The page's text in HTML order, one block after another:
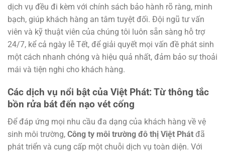
dịch vụ đều đi kèm với chính sách bảo hành rõ ràng, minh
bạch, giúp khách hàng an tâm tuyệt đối. Đội ngũ tư vấn
viên và kỹ thuật viên của chúng tôi luôn sẵn sàng hỗ trợ
24/7, kể cả ngày lễ Tết, để giải quyết mọi vấn đề phát sinh
một cách nhanh chóng và hiệu quả nhất, đảm bảo sự thoải
mái và tiện nghi cho khách hàng.
Các dịch vụ nổi bật của Việt Phát: Từ thông tắc
bồn rửa bát đến nạo vét cống
Để đáp ứng mọi nhu cầu đa dạng của khách hàng về vệ
sinh môi trường, Công ty môi trường đô thị Việt Phát đã
phát triển và cung cấp một chuỗi dịch vụ toàn diện. Với